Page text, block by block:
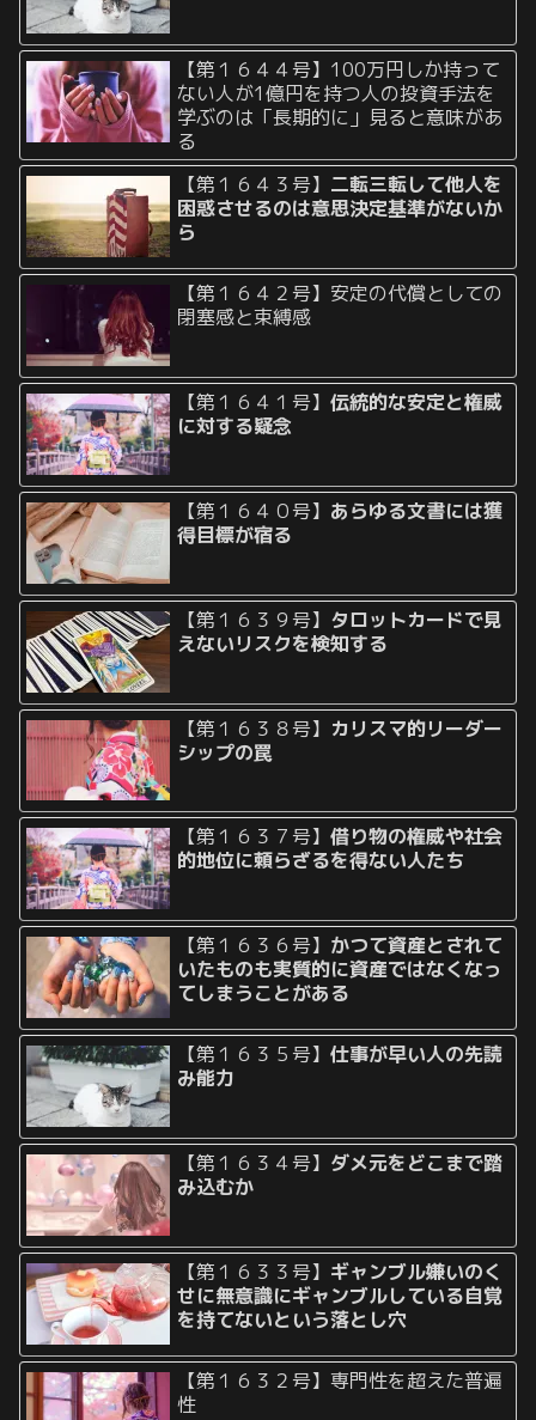
【第１６４４号】100万円しか持って
ない人が1億円を持つ人の投資手法を
学ぶのは「長期的に」見ると意味があ
る
【第１６４３号】 二転三転して他人を
困惑させるのは意思決定基準がないか
ら
【第１６４２号】安定の代償としての
閉塞感と束縛感
【第１６４１号】伝統的な安定と権威
に対する疑念
【第１６４０号】 あらゆる文書には獲
得目標が宿る
【第１６３９号】 タロットカードで見
えないリスクを検知する
【第１６３８号】 カリスマ的リーダー
シップの罠
【第１６３７号】借り物の権威や社会
的地位に頼らざるを得ない人たち
【第１６３６号】 かつて資産とされて
いたものも実質的に資産ではなくなっ
てしまうことがある
【第１６３５号】仕事が早い人の先読
み能力
【第１６３４号】 ダメ元をどこまで踏
み込むか
【第１６３３号】 ギャンブル嫌いのく
せに無意識にギャンブルしている自覚
を持てないという落とし穴
【第１６３２号】専門性を超えた普遍
性